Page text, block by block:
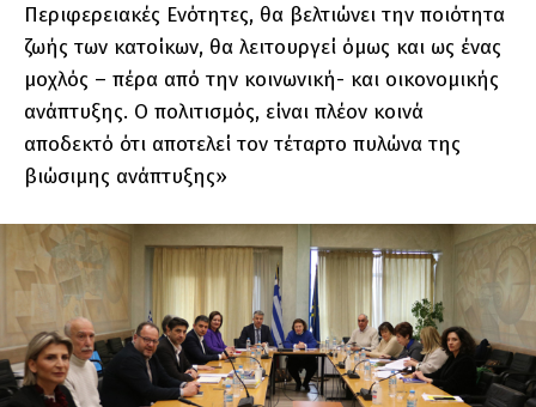
Περιφερειακές Ενότητες, θα βελτιώνει την ποιότητα
ζωής των κατοίκων, θα λειτουργεί όμως και ως ένας
μοχλός – πέρα από την κοινωνική- και οικονομικής
ανάπτυξης. Ο πολιτισμός, είναι πλέον κοινά
αποδεκτό ότι αποτελεί τον τέταρτο πυλώνα της
βιώσιμης ανάπτυξης»